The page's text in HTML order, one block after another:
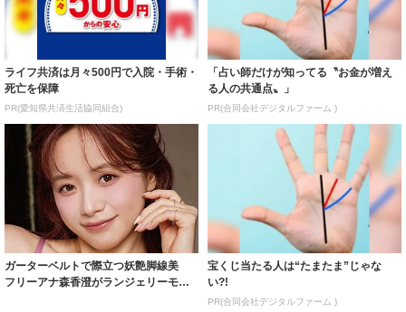
ライフ共済は月々500円で入院・手術・
死亡を保障
PR(愛知県共済生活協同組合)
「占い師だけが知ってる〝お金が増え
る人の共通点〟」
PR(合同会社デジタルファーム )
ガーターベルトで際立つ妖艶脚線美
フリーアナ森香澄がランジェリーモデ
宝くじ当たる人は“たまたま”じゃな
い?!
PR(合同会社デジタルファーム )